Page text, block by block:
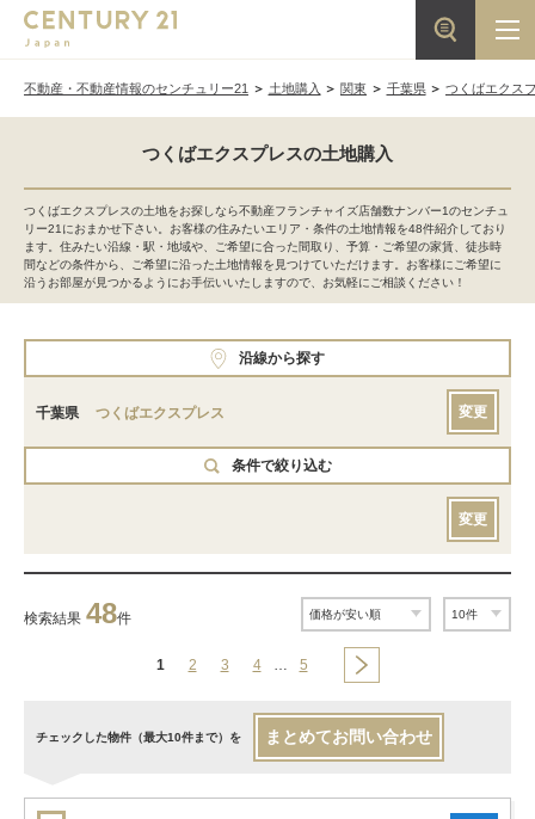
不動産・不動産情報のセンチュリー21 土地購入 関東 千葉県 つくばエクス
つくばエクスプレスの土地購入
つくばエクスプレスの土地をお探しなら不動産フランチャイズ店舗数ナンバー1のセンチュ
リー21におまかせ下さい。お客様の住みたいエリア・条件の土地情報を48件紹介しており
ます。住みたい沿線・駅・地域や、ご希望に合った間取り、予算・ご希望の家賃、徒歩時
間などの条件から、ご希望に沿った土地情報を見つけていただけます。お客様にご希望に
沿うお部屋が見つかるようにお手伝いいたしますので、お気軽にご相談ください！
沿線から探す
千葉県 つくばエクスプレス 変更
条件で絞り込む
変更
検索結果 48件
1 2 3 4 … 5
チェックした物件（最大10件まで）を まとめてお問い合わせ